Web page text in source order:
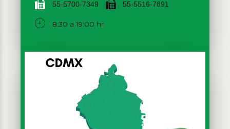
55-5700-7349 55-5516-7891
8:30 a 19:00 hr